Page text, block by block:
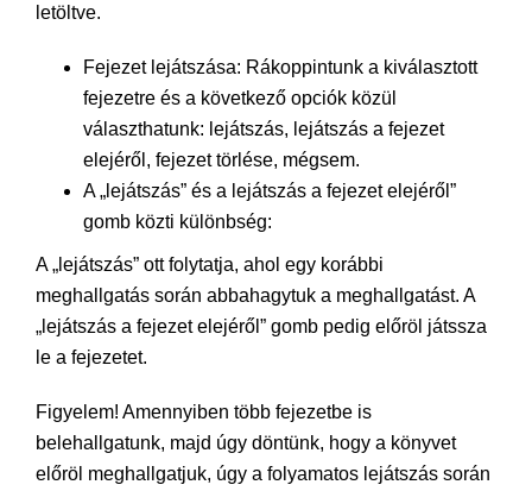
letöltve.
Fejezet lejátszása: Rákoppintunk a kiválasztott
fejezetre és a következő opciók közül
választhatunk: lejátszás, lejátszás a fejezet
elejéről, fejezet törlése, mégsem.
A „lejátszás” és a lejátszás a fejezet elejéről”
gomb közti különbség:
A „lejátszás” ott folytatja, ahol egy korábbi
meghallgatás során abbahagytuk a meghallgatást. A
„lejátszás a fejezet elejéről” gomb pedig előröl játssza
le a fejezetet.
Figyelem! Amennyiben több fejezetbe is
belehallgatunk, majd úgy döntünk, hogy a könyvet
előröl meghallgatjuk, úgy a folyamatos lejátszás során